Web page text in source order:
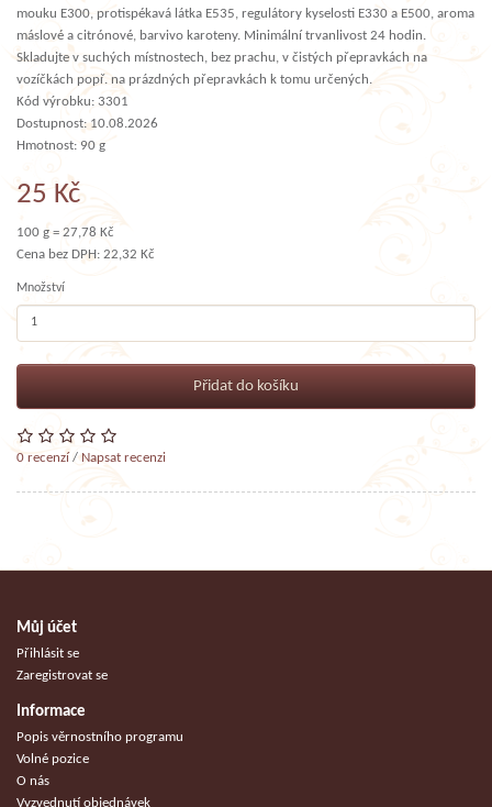
mouku E300, protispékavá látka E535, regulátory kyselosti E330 a E500, aroma
máslové a citrónové, barvivo karoteny. Minimální trvanlivost 24 hodin.
Skladujte v suchých místnostech, bez prachu, v čistých přepravkách na
vozíčkách popř. na prázdných přepravkách k tomu určených.
Kód výrobku: 3301
Dostupnost: 10.08.2026
Hmotnost: 90 g
25 Kč
100 g = 27,78 Kč
Cena bez DPH: 22,32 Kč
Množství
Přidat do košíku
0 recenzí/ Napsat recenzi
Můj účet
Přihlásit se
Zaregistrovat se
Informace
Popis věrnostního programu
Volné pozice
O nás
Vyzvednutí objednávek